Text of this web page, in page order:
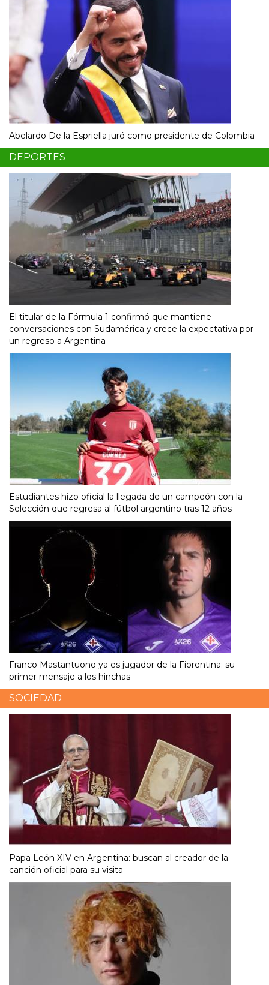
Abelardo De la Espriella juró como presidente de Colombia
DEPORTES
El titular de la Fórmula 1 confirmó que mantiene
conversaciones con Sudamérica y crece la expectativa por
un regreso a Argentina
Estudiantes hizo oficial la llegada de un campeón con la
Selección que regresa al fútbol argentino tras 12 años
Franco Mastantuono ya es jugador de la Fiorentina: su
primer mensaje a los hinchas
SOCIEDAD
Papa León XIV en Argentina: buscan al creador de la
canción oficial para su visita